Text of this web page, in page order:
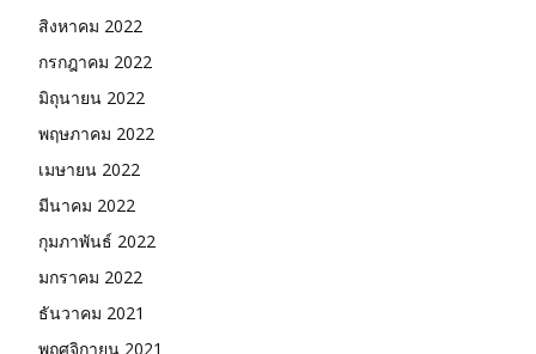
สิงหาคม 2022
กรกฎาคม 2022
มิถุนายน 2022
พฤษภาคม 2022
เมษายน 2022
มีนาคม 2022
กุมภาพันธ์ 2022
มกราคม 2022
ธันวาคม 2021
พฤศจิกายน 2021